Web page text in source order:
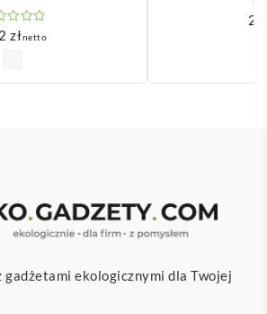
złnetto
ekologicznymi dla Twojej